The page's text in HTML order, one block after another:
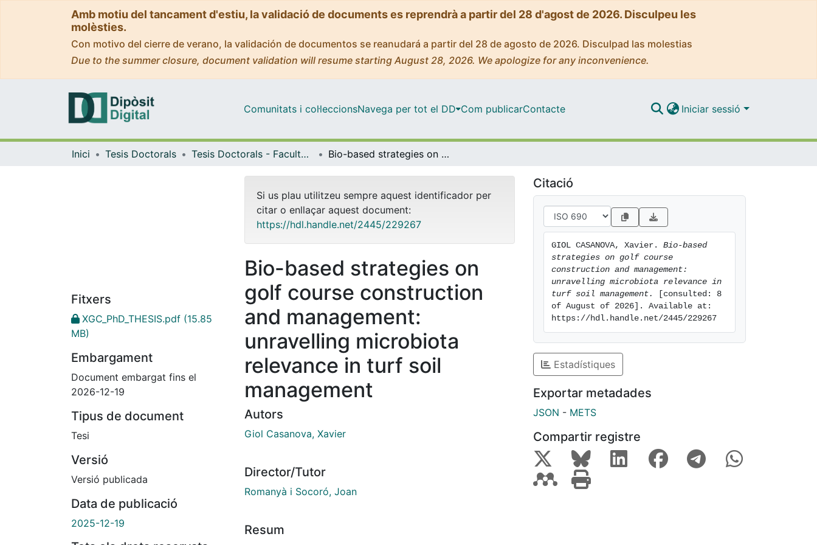
Amb motiu del tancament d'estiu, la validació de documents es reprendrà a partir del 28 d'agost de 2026. Disculpeu les
molèsties.
Con motivo del cierre de verano, la validación de documentos se reanudará a partir del 28 de agosto de 2026. Disculpad las molestias
Due to the summer closure, document validation will resume starting August 28, 2026. We apologize for any inconvenience.
Comunitats i col·leccionsNavega per tot el DD Com publicarContacte Iniciar sessió
Inici Tesis Doctorals Tesis Doctorals - Facultat - Farmàcia i Ciències de l'Alimentació Bio-based strategies on golf course construction and management: unravelling microbiota relevance in turf soil management
Fitxers
XGC_PhD_THESIS.pdf (15.85
MB)
Embargament
Document embargat fins el
2026-12-19
Tipus de document
Tesi
Versió
Versió publicada
Data de publicació
2025-12-19
Si us plau utilitzeu sempre aquest identificador per
citar o enllaçar aquest document:
https://hdl.handle.net/2445/229267
Bio-based strategies on
golf course construction
and management:
unravelling microbiota
relevance in turf soil
management
Autors
Giol Casanova, Xavier
Director/Tutor
Romanyà i Socoró, Joan
Resum
Citació
GIOL CASANOVA, Xavier. Bio-based
strategies on golf course
construction and management:
unravelling microbiota relevance in
turf soil management.
[consulted: 8
of August of 2026]. Available at:
https://hdl.handle.net/2445/229267
Estadístiques
Exportar metadades
JSON - METS
Compartir registre